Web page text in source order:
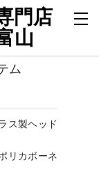
門店
山
ム
ス製ヘッド
リカボーネ